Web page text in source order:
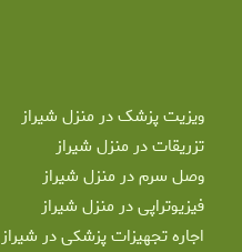
ویزیت پزشک در منزل شیراز
تزریقات در منزل شیراز
وصل سرم در منزل شیراز
فیزیوتراپی در منزل شیراز
اجاره تجهیزات پزشکی در شیراز